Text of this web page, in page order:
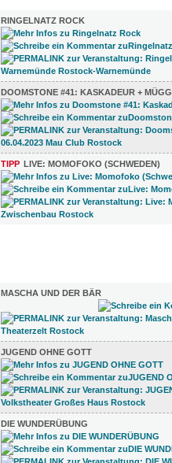
RINGELNATZ ROCK
DOOMSTONE #41: KASKADEUR +
TIPP LIVE: MOMOFOKO (SCHWEDEN)
MASCHA UND DER BÄR
JUGEND OHNE GOTT
DIE WUNDERÜBUNG